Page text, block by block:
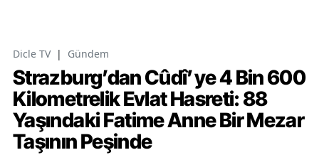
Dicle TV | Gündem
Strazburg’dan Cûdî’ye 4 Bin 600
Kilometrelik Evlat Hasreti: 88
Yaşındaki Fatime Anne Bir Mezar
Taşının Peşinde